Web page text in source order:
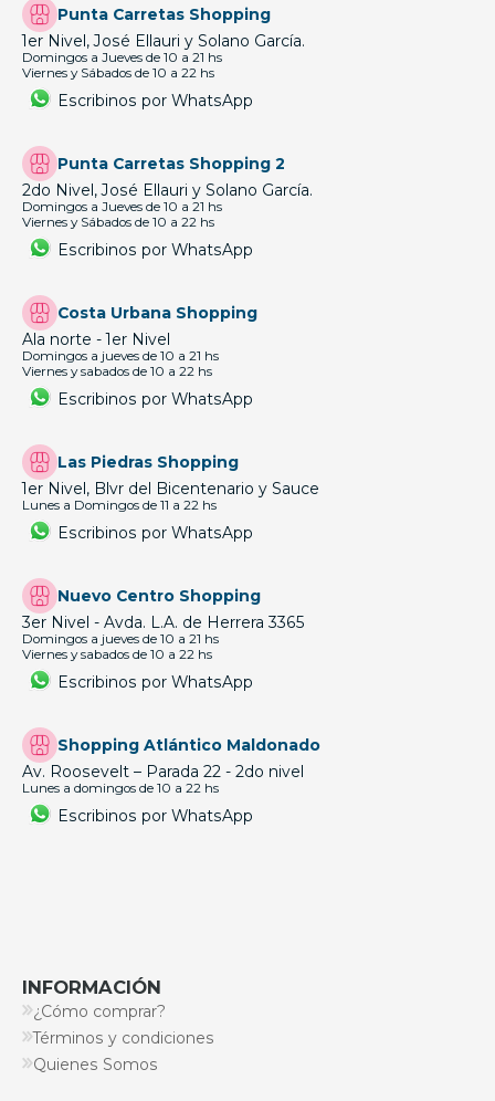
Punta Carretas Shopping
1er Nivel, José Ellauri y Solano García.
Domingos a Jueves de 10 a 21 hs
Viernes y Sábados de 10 a 22 hs
Escribinos por WhatsApp
Punta Carretas Shopping 2
2do Nivel, José Ellauri y Solano García.
Domingos a Jueves de 10 a 21 hs
Viernes y Sábados de 10 a 22 hs
Escribinos por WhatsApp
Costa Urbana Shopping
Ala norte - 1er Nivel
Domingos a jueves de 10 a 21 hs
Viernes y sabados de 10 a 22 hs
Escribinos por WhatsApp
Las Piedras Shopping
1er Nivel, Blvr del Bicentenario y Sauce
Lunes a Domingos de 11 a 22 hs
Escribinos por WhatsApp
Nuevo Centro Shopping
3er Nivel - Avda. L.A. de Herrera 3365
Domingos a jueves de 10 a 21 hs
Viernes y sabados de 10 a 22 hs
Escribinos por WhatsApp
Shopping Atlántico Maldonado
Av. Roosevelt – Parada 22 - 2do nivel
Lunes a domingos de 10 a 22 hs
Escribinos por WhatsApp
INFORMACIÓN
¿Cómo comprar?
Términos y condiciones
Quienes Somos